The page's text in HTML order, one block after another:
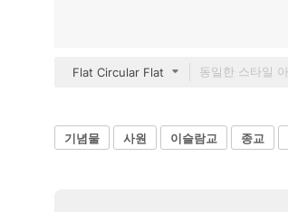
Flat Circular Flat
기념물 사원 이슬람교 종교